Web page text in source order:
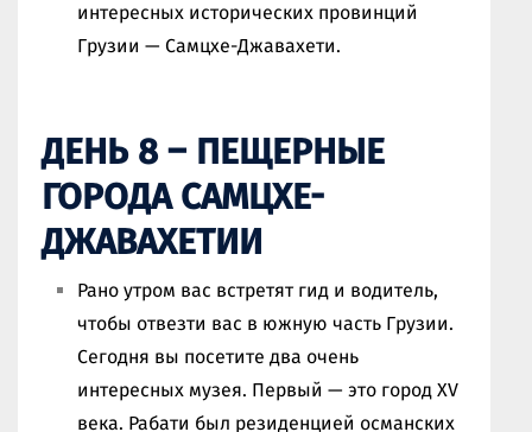
интересных исторических провинций
Грузии — Самцхе-Джавахети.
ДЕНЬ 8 – ПЕЩЕРНЫЕ
ГОРОДА САМЦХЕ-
ДЖАВАХЕТИИ
Рано утром вас встретят гид и водитель,
чтобы отвезти вас в южную часть Грузии.
Сегодня вы посетите два очень
интересных музея. Первый — это город XV
века. Рабати был резиденцией османских